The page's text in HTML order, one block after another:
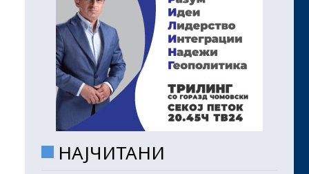
НАЈЧИТАНИ